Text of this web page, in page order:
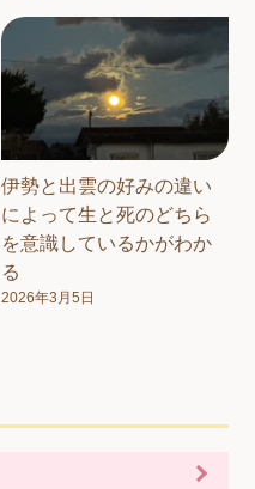
伊勢と出雲の好みの違い
によって生と死のどちら
を意識しているかがわか
る
2026年3月5日